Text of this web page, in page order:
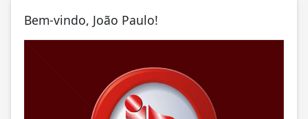
Bem-vindo, João Paulo!